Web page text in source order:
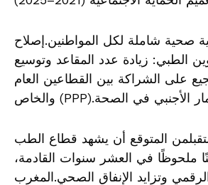
صحية شاملة لكل المواطنين.إصلاح
الطبي: زيادة عدد المقاعد وتوسيع
على الشراكة بين القطاعين العام
المتوقع أن يشهد قطاع الطب
ملحوظًا في العشر سنوات القادمة،
وتزايد الإنفاق الصحي.المغرب